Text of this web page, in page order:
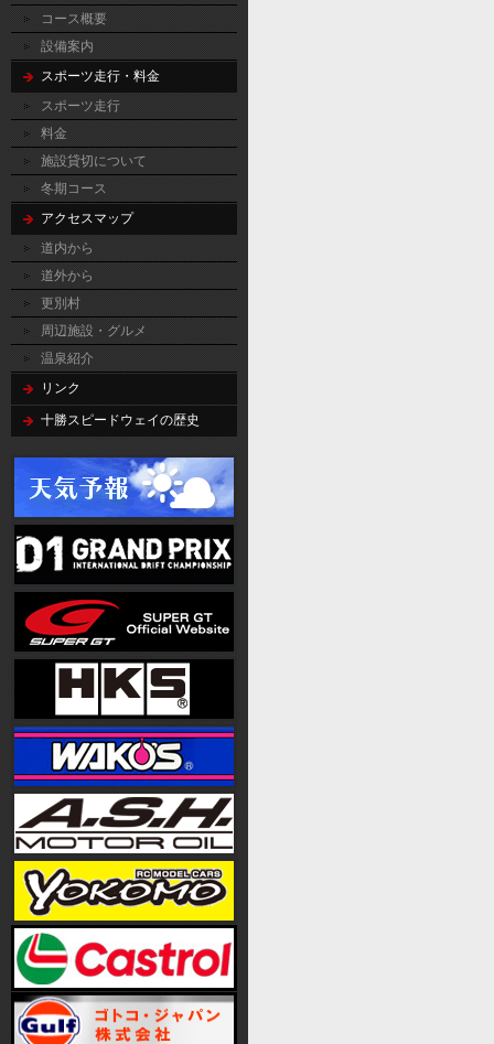
コース概要
設備案内
スポーツ走行・料金
スポーツ走行
料金
施設貸切について
冬期コース
アクセスマップ
道内から
道外から
更別村
周辺施設・グルメ
温泉紹介
リンク
十勝スピードウェイの歴史